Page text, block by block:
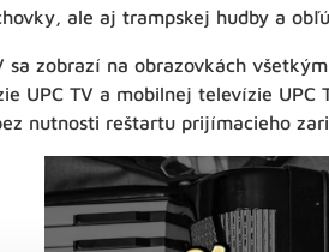
ale aj trampskej hudby a
sa zobrazí na obrazovkách
UPC TV a mobilnej televízie
nutnosti reštartu prijímacieho